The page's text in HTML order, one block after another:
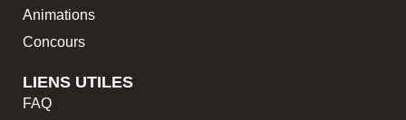
Animations
Concours
LIENS UTILES
FAQ